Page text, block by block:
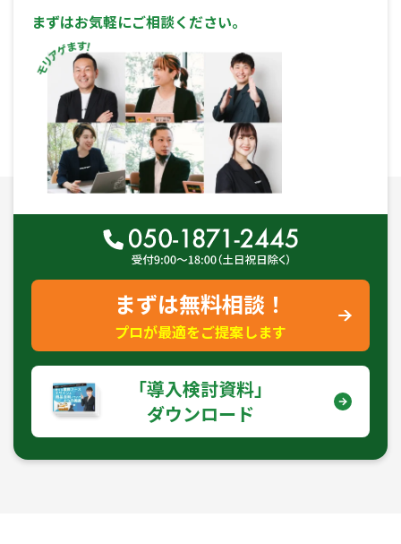
まずはお気軽にご相談ください。
まずは無料相談！
プロが最適をご提案します
｢導入検討資料｣
ダウンロード